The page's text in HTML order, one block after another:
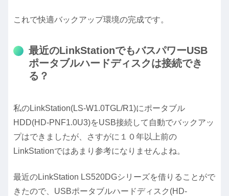
これで快適バックアップ環境の完成です。
最近のLinkStationでもバスパワーUSB
ポータブルハードディスクは接続でき
る？
私のLinkStation(LS-W1.0TGL/R1)にポータブル
HDD(HD-PNF1.0U3)をUSB接続して自動でバックアッ
プはできましたが、さすがに１０年以上前の
LinkStationではあまり参考になりませんよね。
最近のLinkStation LS520DGシリーズを借りることがで
きたので、USBポータブルハードディスク(HD-